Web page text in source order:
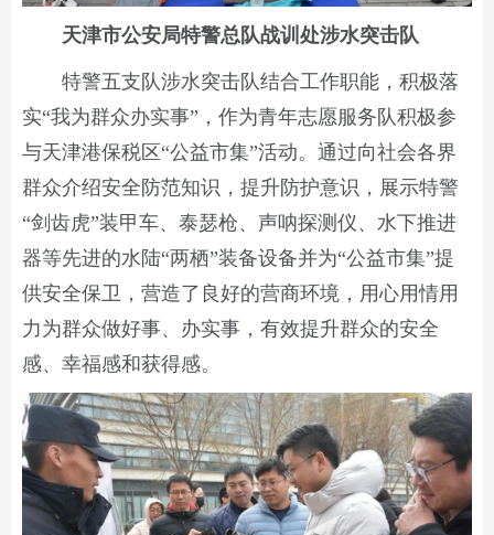
天津市公安局特警总队战训处涉水突击队
特警五支队涉水突击队结合工作职能，积极落
实“我为群众办实事”，作为青年志愿服务队积极参
与天津港保税区“公益市集”活动。通过向社会各界
群众介绍安全防范知识，提升防护意识，展示特警
“剑齿虎”装甲车、泰瑟枪、声呐探测仪、水下推进
器等先进的水陆“两栖”装备设备并为“公益市集”提
供安全保卫，营造了良好的营商环境，用心用情用
力为群众做好事、办实事，有效提升群众的安全
感、幸福感和获得感。